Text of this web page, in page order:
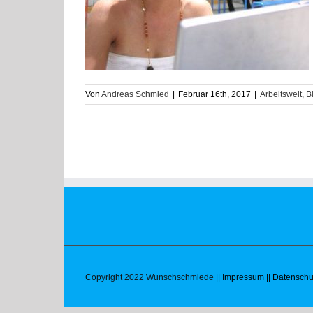
Von Andreas Schmied Februar 16th, 2017 Arbeitswelt,
Copyright 2022 Wunschschmiede || Impressum ||